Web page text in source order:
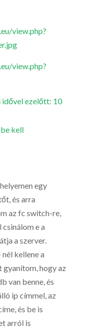
view.php?
view.php?
idővel ezelőtt: 10
be kell
egy
és arra
az fc switch-re,
e a
a szerver.
kellene a
gyanítom, hogy az
van benne, és
ip címmel, az
és be is
arról is